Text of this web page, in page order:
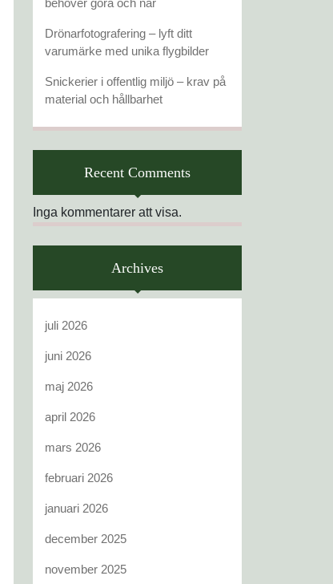
behöver göra och när
Drönarfotografering – lyft ditt
varumärke med unika flygbilder
Snickerier i offentlig miljö – krav på
material och hållbarhet
Recent Comments
Inga kommentarer att visa.
Archives
juli 2026
juni 2026
maj 2026
april 2026
mars 2026
februari 2026
januari 2026
december 2025
november 2025